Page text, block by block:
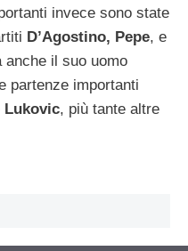
invece sono state
D’Agostino, Pepe, e
anche il suo uomo
partenze importanti
Lukovic, più tante altre